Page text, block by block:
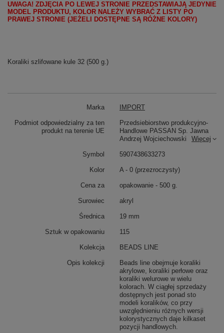
UWAGA! ZDJĘCIA PO LEWEJ STRONIE PRZEDSTAWIAJĄ JEDYNIE
MODEL PRODUKTU, KOLOR NALEŻY WYBRAĆ Z LISTY PO
PRAWEJ STRONIE (JEŻELI DOSTĘPNE SĄ RÓŻNE KOLORY)
Koraliki szlifowane kule 32 (500 g.)
Marka IMPORT
Podmiot odpowiedzialny za ten
produkt na terenie UE
Przedsiebiorstwo produkcyjno-
Handlowe PASSAN Sp. Jawna
Andrzej Wojciechowski
Więcej
Symbol 5907438633273
Kolor A - 0 (przezroczysty)
Cena za opakowanie - 500 g.
Surowiec akryl
Średnica 19 mm
Sztuk w opakowaniu 115
Kolekcja BEADS LINE
Opis kolekcji
Beads line obejmuje koraliki
akrylowe, koraliki perłowe oraz
koraliki welurowe w wielu
kolorach. W ciągłej sprzedaży
dostępnych jest ponad sto
modeli koralików, co przy
uwzględnieniu różnych wersji
kolorystycznych daje kilkaset
pozycji handlowych.